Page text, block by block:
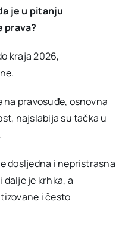
je u pitanju
prava?
kraja 2026,
na pravosuđe, osnovna
najslabija su tačka u
dosljedna i nepristrasna
je krhka, a
i često